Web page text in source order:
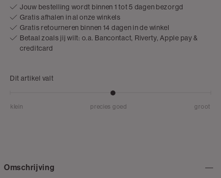
Jouw bestelling wordt binnen 1 tot 5 dagen bezorgd
Gratis afhalen in al onze winkels
Gratis retourneren binnen 14 dagen in de winkel
Betaal zoals jij wilt: o.a. Bancontact, Riverty, Apple pay &
creditcard
Dit artikel valt
klein precies goed groot
Omschrijving